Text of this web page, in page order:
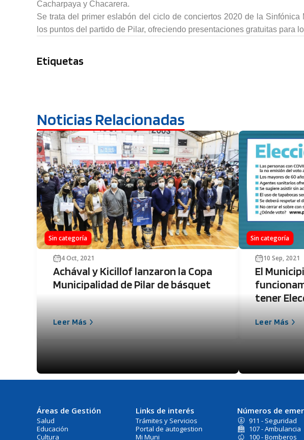
Cacharpaya y Chacarera.
Se trata del primer eslabón del ciclo de conciertos 2020 de la
los puntos del partido de Pilar, ofreciendo presentaciones gratuitas para
Etiquetas
Noticias Relacionadas
Sin categoría
4 Oct, 2021
Achával y Kicillof lanzaron la Copa
Municipalidad de Pilar de básquet
Leer Más
Sin categoría
10 Sep, 2021
El
tener
Leer Más
Áreas de Gestión
Salud
Educación
Cultura
Links de interés
Trámites y Servicios
Portal de autogestion
Mi Muni
Números de
911 - Seguridad
107 - Ambulancia
100 - Bomberos